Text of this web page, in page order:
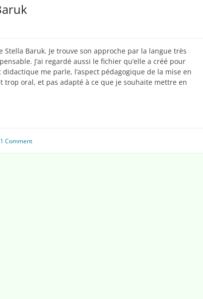
Baruk. Je trouve son approche par la langue très
J’ai regardé aussi le fichier qu’elle a créé pour
me parle, l’aspect pédagogique de la mise en
oral, et pas adapté à ce que je souhaite mettre en
1 Comment